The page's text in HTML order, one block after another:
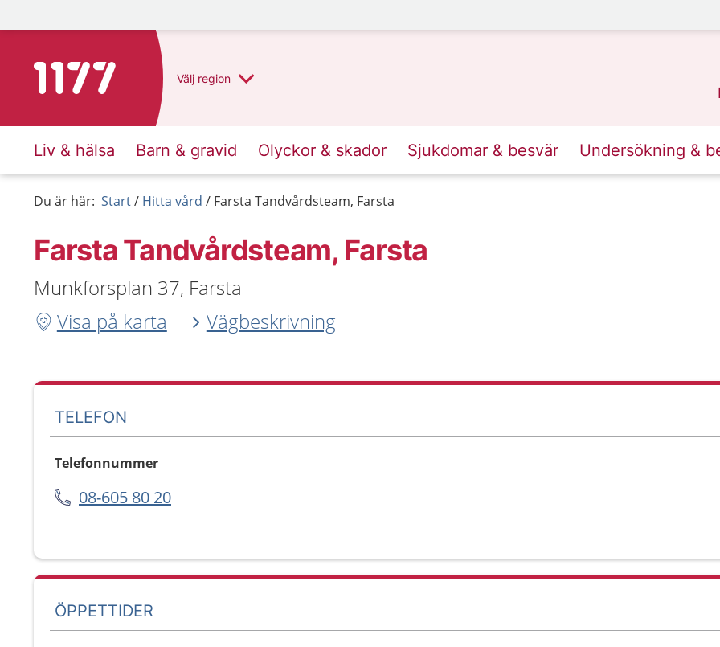
Till startsidan för 1177 Välj region
Liv & hälsa Barn & gravid Olyckor & skador Sjukdomar & besvär Undersökning &
Du är här: Start Hitta vård Farsta Tandvårdsteam, Farsta
Farsta Tandvårdsteam, Farsta
Munkforsplan 37, Farsta
Visa på karta
Vägbeskrivning
TELEFON
Telefonnummer
08-605 80 20
ÖPPETTIDER